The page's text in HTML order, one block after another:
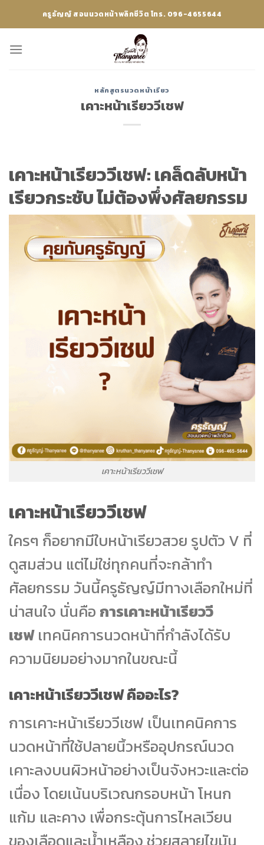
ครูธัญญ์ สอนนวดหน้าพลิกชีวิต โทร. 096-4655644
หลักสูตรนวดหน้าเรียว
เคาะหน้าเรียววีเชฟ
เคาะหน้าเรียววีเชฟ: เคล็ดลับหน้า
เรียวกระชับ ไม่ต้องพึ่งศัลยกรรม
เคาะหน้าเรียววีเชฟ
เคาะหน้าเรียววีเชฟ
ใครๆ ก็อยากมีใบหน้าเรียวสวย รูปตัว V ที่
ดูสมส่วน แต่ไม่ใช่ทุกคนที่จะกล้าทำ
ศัลยกรรม วันนี้ครูธัญญ์มีทางเลือกใหม่ที่
น่าสนใจ นั่นคือ การเคาะหน้าเรียววี
เชฟเทคนิคการนวดหน้าที่กำลังได้รับ
ความนิยมอย่างมากในขณะนี้
เคาะหน้าเรียววีเชฟ คืออะไร?
การเคาะหน้าเรียววีเชฟ เป็นเทคนิคการ
นวดหน้าที่ใช้ปลายนิ้วหรืออุปกรณ์นวด
เคาะลงบนผิวหน้าอย่างเป็นจังหวะและต่อ
เนื่อง โดยเน้นบริเวณกรอบหน้า โหนก
แก้ม และคาง เพื่อกระตุ้นการไหลเวียน